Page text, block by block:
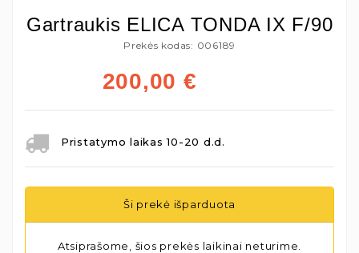
Gartraukis ELICA TONDA IX F/90
Prekės kodas: 006189
200,00 €
Pristatymo laikas 10-20 d.d.
Ši prekė išparduota
Atsiprašome, šios prekės laikinai neturime.